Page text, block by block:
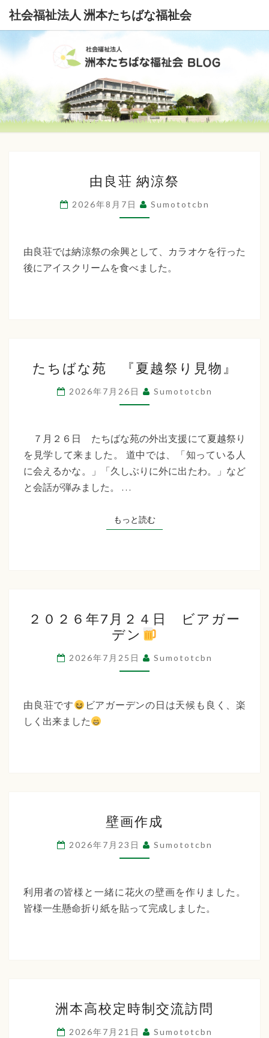
社会福祉法人 洲本たちばな福祉会
社
会
福
法
人
本
た
福
祉
会
良
荘
納
祭
由良荘 納涼祭
2026年8月7日 Sumototcbn
由良荘では納涼祭の余興として、カラオケを行った
後にアイスクリームを食べました。
ち
ば
な
『夏
越
祭
物』
たちばな苑 『夏越祭り見物』
2026年7月26日 Sumototcbn
７月２６日 たちばな苑の外出支援にて夏越祭り
を見学して来ました。 道中では、「知っている人
に会えるかな。」「久しぶりに外に出たわ。」など
と会話が弾みました。 …
もっと読むもっと読む
０
２
６
年
月
ー
ン
２０２６年7月２４日 ビアガー
デン
2026年7月25日 Sumototcbn
由良荘です
ビアガーデンの日は天候も良く、楽
しく出来ました
画
作
成
壁画作成
2026年7月23日 Sumototcbn
利用者の皆様と一緒に花火の壁画を作りました。
皆様一生懸命折り紙を貼って完成しました。
本
高
洲本高校定時制交流訪問
2026年7月21日 Sumototcbn